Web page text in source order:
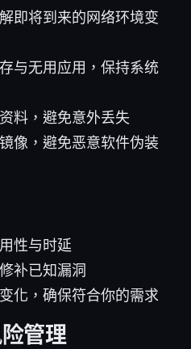
即将到来的网络环境变
与无用应用，保持系统
料，避免意外丢失
像，避免恶意软件伪装
性与时延
补已知漏洞
化，确保符合你的需求
管理